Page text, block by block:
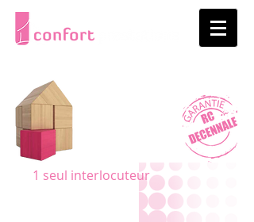
1 seul interlocuteur
06 21 49 25 26